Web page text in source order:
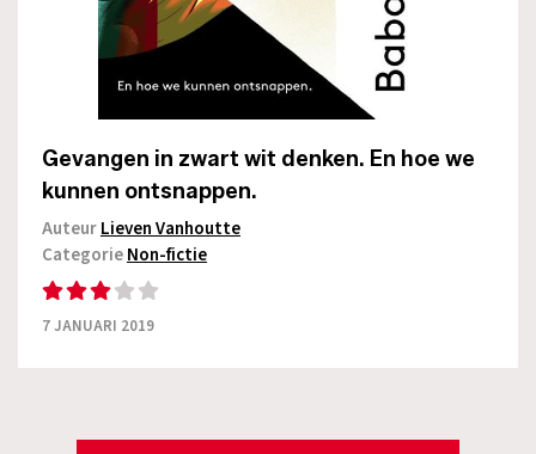
Gevangen in zwart wit denken. En hoe we
kunnen ontsnappen.
AuteurLieven Vanhoutte
CategorieNon-fictie
7 JANUARI 2019